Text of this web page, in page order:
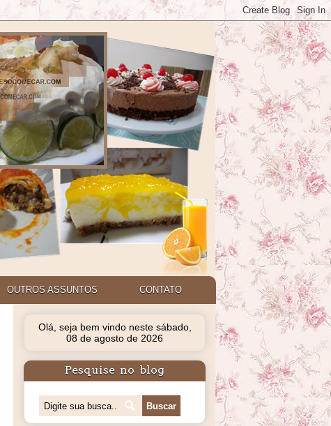
OUTROS ASSUNTOS CONTATO
Olá, seja bem vindo neste sábado,
08 de agosto de 2026
Pesquise no blog